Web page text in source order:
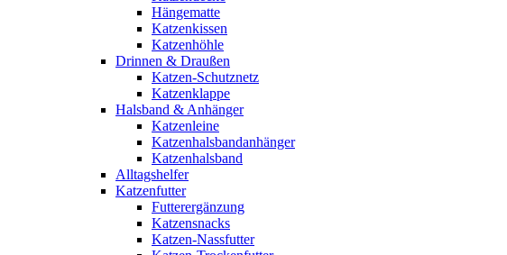
Hängematte
Katzenkissen
Katzenhöhle
Drinnen & Draußen
Katzen-Schutznetz
Katzenklappe
Halsband & Anhänger
Katzenleine
Katzenhalsbandanhänger
Katzenhalsband
Alltagshelfer
Katzenfutter
Futterergänzung
Katzensnacks
Katzen-Nassfutter